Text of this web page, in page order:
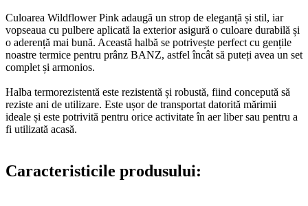
Culoarea Wildflower Pink adaugă un strop de eleganță și stil, iar
vopseaua cu pulbere aplicată la exterior asigură o culoare durabilă și
o aderență mai bună. Această halbă se potrivește perfect cu gențile
noastre termice pentru prânz BANZ, astfel încât să puteți avea un set
complet și armonios.
Halba termorezistentă este rezistentă și robustă, fiind concepută să
reziste ani de utilizare. Este ușor de transportat datorită mărimii
ideale și este potrivită pentru orice activitate în aer liber sau pentru a
fi utilizată acasă.
Caracteristicile produsului: